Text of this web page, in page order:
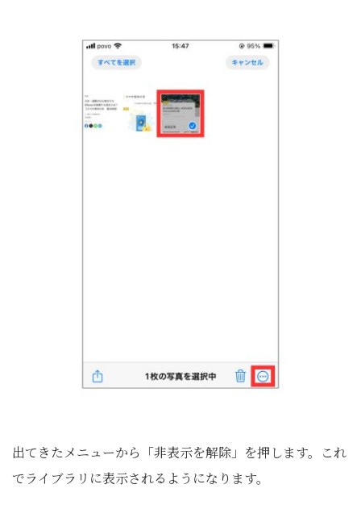
出てきたメニューから「非表示を解除」を押します。これ
でライブラリに表示されるようになります。